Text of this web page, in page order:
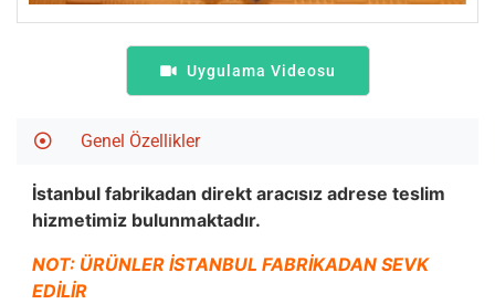
Uygulama Videosu
Genel Özellikler
İstanbul fabrikadan direkt aracısız adrese teslim
hizmetimiz bulunmaktadır.
NOT: ÜRÜNLER İSTANBUL FABRİKADAN SEVK
EDİLİR